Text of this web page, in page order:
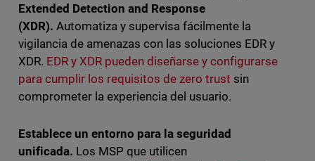
Extended Detection and Response
(XDR). Automatiza y supervisa fácilmente la
vigilancia de amenazas con las soluciones EDR y
XDR. EDR y XDR pueden diseñarse y configurarse
para cumplir los requisitos de zero trust sin
comprometer la experiencia del usuario.
Establece un entorno para la seguridad
unificada. Los MSP que utilicen